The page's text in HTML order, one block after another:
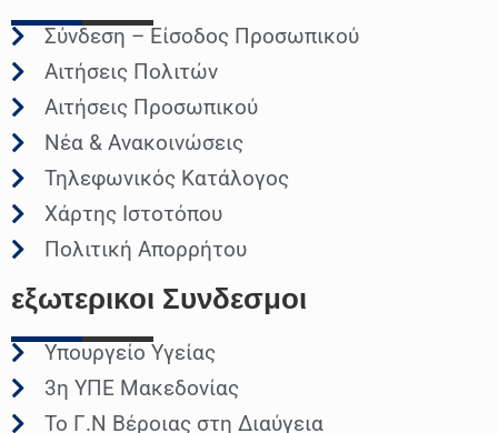
Σύνδεση – Είσοδος Προσωπικού
Αιτήσεις Πολιτών
Αιτήσεις Προσωπικού
Νέα & Ανακοινώσεις
Τηλεφωνικός Κατάλογος
Χάρτης Ιστοτόπου
Πολιτική Απορρήτου
εξωτερικοι Συνδεσμοι
Υπουργείο Υγείας
3η ΥΠΕ Μακεδονίας
Το Γ.Ν Βέροιας στη Διαύγεια